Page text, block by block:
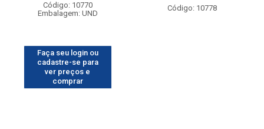
Código: 10770
Embalagem: UND
Faça seu login ou
cadastre-se para
ver preços e
comprar
Código: 10778